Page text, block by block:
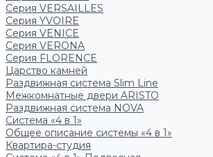
Серия VERSAILLES
Серия YVOIRE
Серия VENICE
Серия VERONA
Серия FLORENCE
Царство камней
Раздвижная система Slim Line
Межкомнатные двери ARISTO
Раздвижная система NOVA
Система «4 в 1»
Общее описание системы «4 в 1»
Квартира-студия